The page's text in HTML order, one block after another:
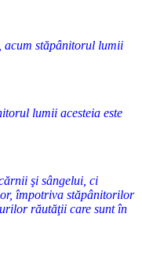
acum stăpânitorul lumii
lumii acesteia este
şi sângelui, ci
împotriva stăpânitorilor
răutăţii care sunt în